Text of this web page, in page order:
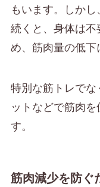
もいます。しか
続くと、身体は
め、筋肉量の低下
特別な筋トレで
ットなどで筋肉
す。
筋肉減少を防ぐ